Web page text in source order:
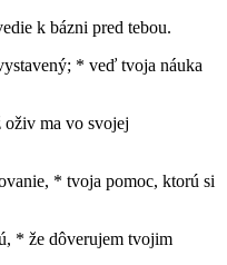
k bázni pred tebou.
* veď tvoja náuka
ma vo svojej
* tvoja pomoc, ktorú si
* že dôverujem tvojim